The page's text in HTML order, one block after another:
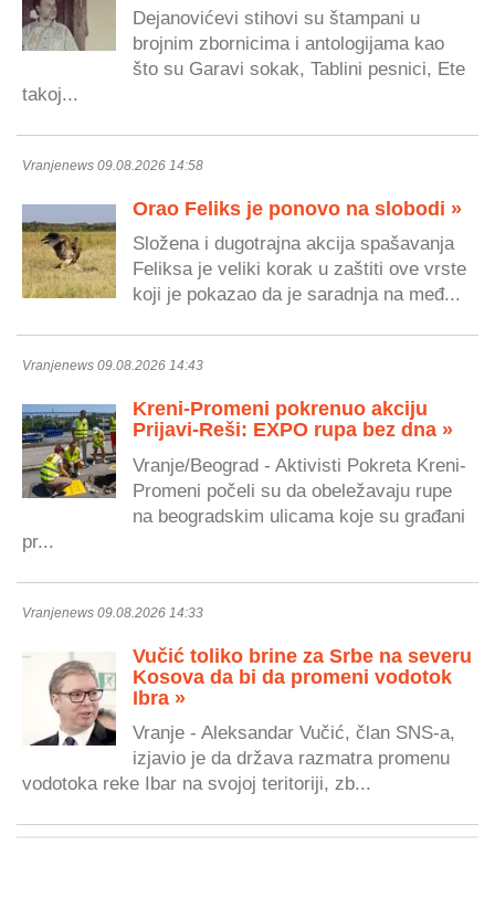
Dejanovićevi stihovi su štampani u
brojnim zbornicima i antologijama kao
što su Garavi sokak, Tablini pesnici, Ete
takoj...
Vranjenews 09.08.2026 14:58
Orao Feliks je ponovo na slobodi »
Složena i dugotrajna akcija spašavanja
Feliksa je veliki korak u zaštiti ove vrste
koji je pokazao da je saradnja na međ...
Vranjenews 09.08.2026 14:43
Kreni-Promeni pokrenuo akciju
Prijavi-Reši: EXPO rupa bez dna »
Vranje/Beograd - Aktivisti Pokreta Kreni-
Promeni počeli su da obeležavaju rupe
na beogradskim ulicama koje su građani
pr...
Vranjenews 09.08.2026 14:33
Vučić toliko brine za Srbe na severu
Kosova da bi da promeni vodotok
Ibra »
Vranje - Aleksandar Vučić, član SNS-a,
izjavio je da država razmatra promenu
vodotoka reke Ibar na svojoj teritoriji, zb...